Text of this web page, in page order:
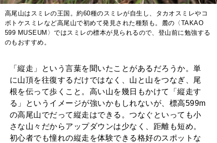
高尾山はスミレの王国。約60種のスミレが自生し、タカオスミレやコ
ボトケスミレなど高尾山で初めて発見された種類も。麓の〈TAKAO
599 MUSEUM〉ではスミレの標本が見られるので、登山前に勉強する
のもおすすめ。
「縦走」という言葉を聞いたことがあるだろうか。単
に山頂を往復するだけではなく、山と山をつなぎ、尾
根を伝って歩くこと。高い山を幾日もかけて「縦走す
る」というイメージが強いかもしれないが、標高599m
の高尾山でだって縦走はできる。つなぐといっても小
さな山々だからアップダウンは少なく、距離も短め。
初心者でも憧れの縦走を体験できる格好のスポットな